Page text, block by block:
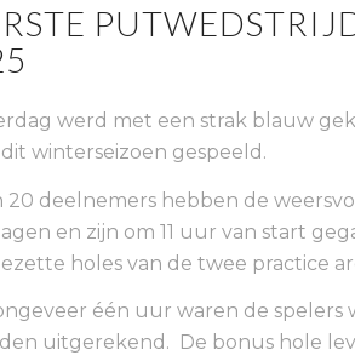
werd met een strak blauw
winterseizoen gespeeld.
20 deelnemers hebben de
en zijn om 11 uur van start
holes van de twee practice
één uur waren de
uitgerekend. De bonus hole